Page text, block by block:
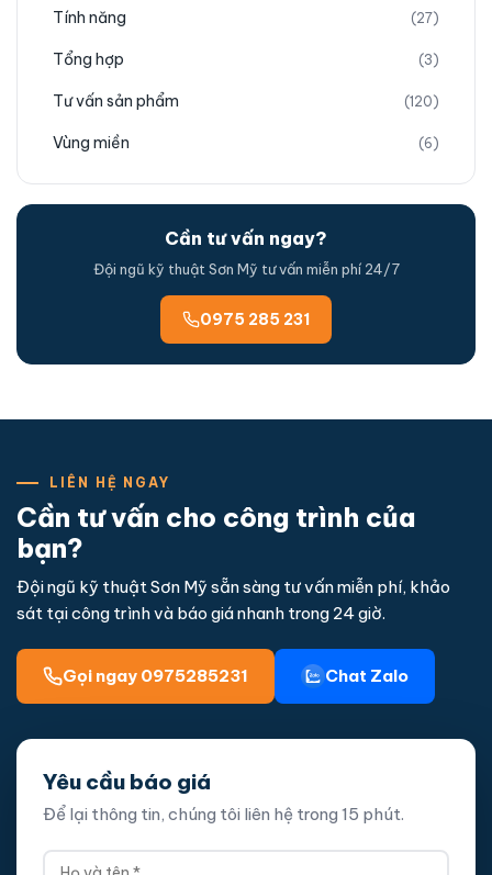
Tính năng (27)
Tổng hợp (3)
Tư vấn sản phẩm (120)
Vùng miền (6)
Cần tư vấn ngay?
Đội ngũ kỹ thuật Sơn Mỹ tư vấn miễn phí 24/7
0975 285 231
LIÊN HỆ NGAY
Cần tư vấn cho công trình của
bạn?
Đội ngũ kỹ thuật Sơn Mỹ sẵn sàng tư vấn miễn phí, khảo
sát tại công trình và báo giá nhanh trong 24 giờ.
Gọi ngay 0975285231 Chat Zalo
Yêu cầu báo giá
Để lại thông tin, chúng tôi liên hệ trong 15 phút.